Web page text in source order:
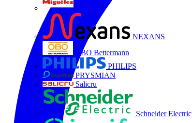
NEXANS
OBO Bettermann
PHILIPS
PRYSMIAN
Salicru
Schneider Electric